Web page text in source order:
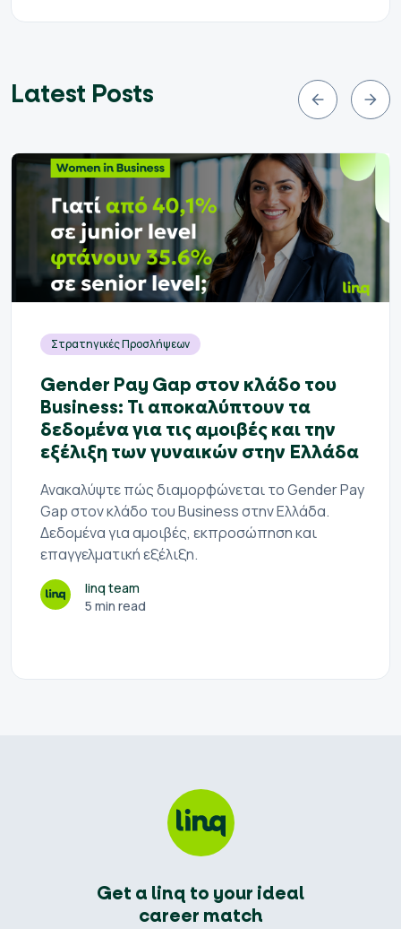
Latest Posts
Στρατηγικές Προσλήψεων
Gender Pay Gap στον κλάδο του
Business: Τι αποκαλύπτουν τα
δεδομένα για τις αμοιβές και την
εξέλιξη των γυναικών στην Ελλάδα
Ανακαλύψτε πώς διαμορφώνεται το Gender Pay
Gap στον κλάδο του Business στην Ελλάδα.
Δεδομένα για αμοιβές, εκπροσώπηση και
επαγγελματική εξέλιξη.
linq team
5 min read
Get a linq to your ideal
career match